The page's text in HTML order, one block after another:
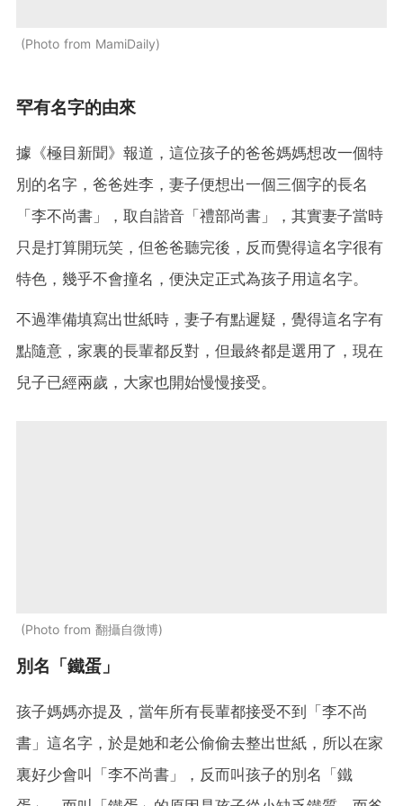
Photo from MamiDaily
罕有名字的由來
據《極目新聞》報道，這位孩子的爸爸媽媽想改一個特
別的名字，爸爸姓李，妻子便想出一個三個字的長名
「李不尚書」，取自諧音「禮部尚書」，其實妻子當時
只是打算開玩笑，但爸爸聽完後，反而覺得這名字很有
特色，幾乎不會撞名，便決定正式為孩子用這名字。
不過準備填寫出世紙時，妻子有點遲疑，覺得這名字有
點隨意，家裏的長輩都反對，但最終都是選用了，現在
兒子已經兩歲，大家也開始慢慢接受。
Photo from 翻攝自微博
別名「鐵蛋」
孩子媽媽亦提及，當年所有長輩都接受不到「李不尚
書」這名字，於是她和老公偷偷去整出世紙，所以在家
裏好少會叫「李不尚書」，反而叫孩子的別名「鐵